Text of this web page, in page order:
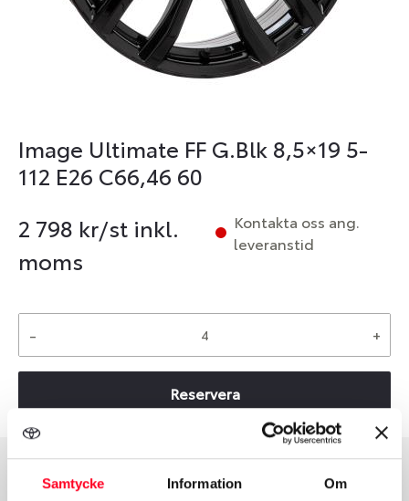
Samtycke Information Om
Image Ultimate FF G.Blk 8,5×19 5-
112 E26 C66,46 60
2 798 kr/st inkl.
moms
Kontakta oss ang.
leveranstid
- +
Reservera
Group Tum